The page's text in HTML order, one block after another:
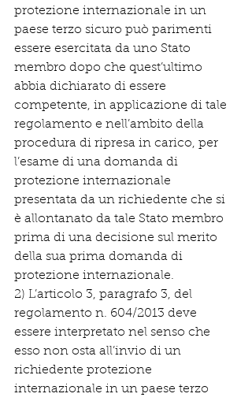
protezione internazionale in un
paese terzo sicuro può parimenti
essere esercitata da uno Stato
membro dopo che quest’ultimo
abbia dichiarato di essere
competente, in applicazione di tale
regolamento e nell’ambito della
procedura di ripresa in carico, per
l’esame di una domanda di
protezione internazionale
presentata da un richiedente che si
è allontanato da tale Stato membro
prima di una decisione sul merito
della sua prima domanda di
protezione internazionale.
2) L’articolo 3, paragrafo 3, del
regolamento n. 604/2013 deve
essere interpretato nel senso che
esso non osta all’invio di un
richiedente protezione
internazionale in un paese terzo